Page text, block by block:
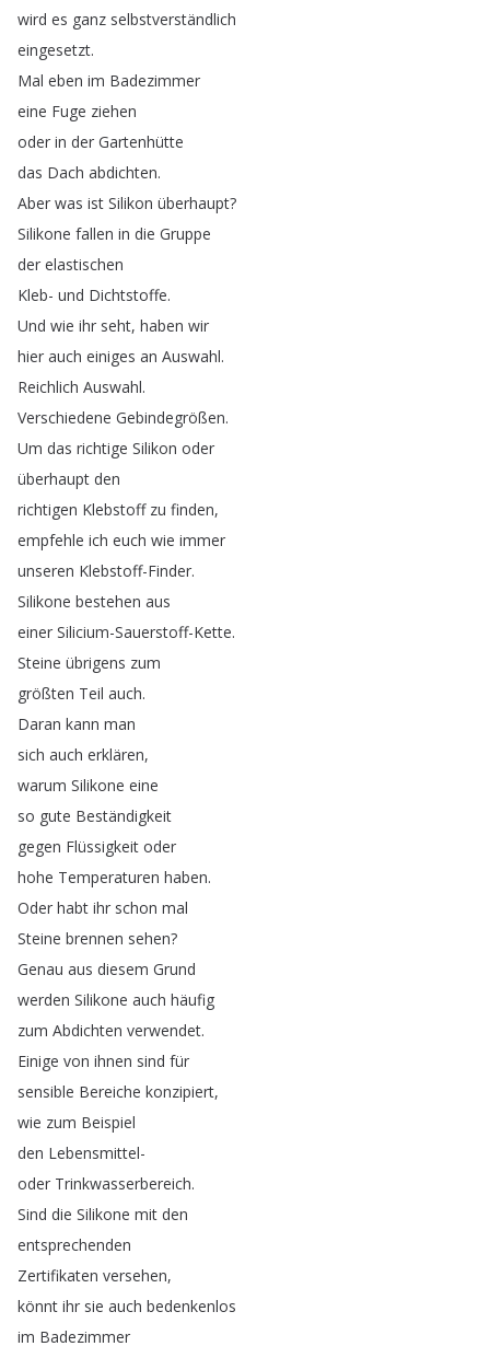
wird es ganz selbstverständlich
eingesetzt.
Mal eben im Badezimmer
eine Fuge ziehen
oder in der Gartenhütte
das Dach abdichten.
Aber was ist Silikon überhaupt?
Silikone fallen in die Gruppe
der elastischen
Kleb- und Dichtstoffe.
Und wie ihr seht, haben wir
hier auch einiges an Auswahl.
Reichlich Auswahl.
Verschiedene Gebindegrößen.
Um das richtige Silikon oder
überhaupt den
richtigen Klebstoff zu finden,
empfehle ich euch wie immer
unseren Klebstoff-Finder.
Silikone bestehen aus
einer Silicium-Sauerstoff-Kette.
Steine übrigens zum
größten Teil auch.
Daran kann man
sich auch erklären,
warum Silikone eine
so gute Beständigkeit
gegen Flüssigkeit oder
hohe Temperaturen haben.
Oder habt ihr schon mal
Steine brennen sehen?
Genau aus diesem Grund
werden Silikone auch häufig
zum Abdichten verwendet.
Einige von ihnen sind für
sensible Bereiche konzipiert,
wie zum Beispiel
den Lebensmittel-
oder Trinkwasserbereich.
Sind die Silikone mit den
entsprechenden
Zertifikaten versehen,
könnt ihr sie auch bedenkenlos
im Badezimmer